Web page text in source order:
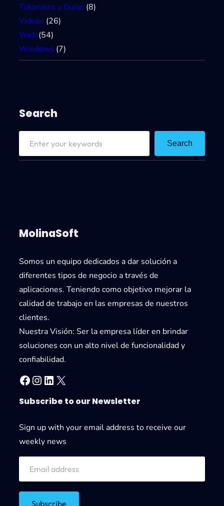
Tutoriales y Guías (8)
Videos (26)
Web (54)
Windows (7)
Search
Search
MolinaSoft
Somos un equipo dedicados a dar solución a
diferentes tipos de negocio a través de
aplicaciones. Teniendo como objetivo mejorar la
calidad de trabajo en las empresas de nuestros
clientes.
Nuestra Visión: Ser la empresa líder en brindar
soluciones con un alto nivel de funcionalidad y
confiabilidad.
Facebook Instagram LinkedIn X
Subscribe to our Newsletter
Sign up with your email address to receive our
weekly news